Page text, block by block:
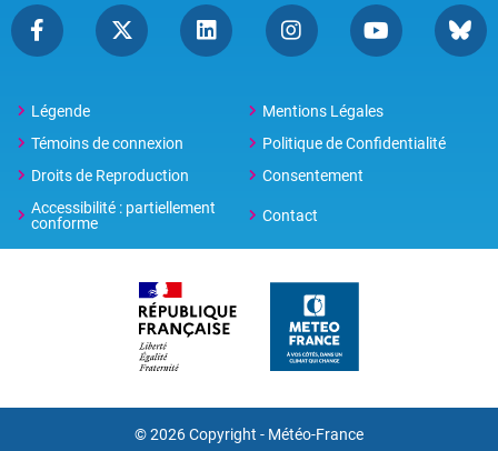
Légende
Mentions Légales
Témoins de connexion
Politique de Confidentialité
Droits de Reproduction
Consentement
Accessibilité : partiellement
conforme
Contact
© 2026 Copyright - Météo-France